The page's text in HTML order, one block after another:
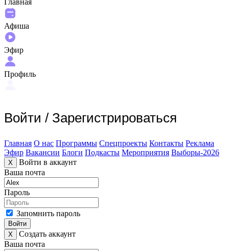
Афиша
Эфир
Профиль
Войти / Зарегистрироваться
Главная О нас Программы Спецпроекты Контакты Реклама
Эфир Вакансии Блоги Подкасты Мероприятия Выборы-2026
X
Войти в аккаунт
Ваша почта
Пароль
Запомнить пароль
Войти
X
Создать аккаунт
Ваша почта